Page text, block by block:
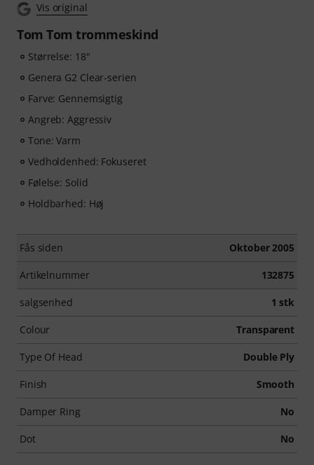
Vis original
Tom Tom trommeskind
Størrelse: 18"
Genera G2 Clear-serien
Farve: Gennemsigtig
Angreb: Aggressiv
Tone: Varm
Vedholdenhed: Fokuseret
Følelse: Solid
Holdbarhed: Høj
Fås siden Oktober 2005
Artikelnummer 132875
salgsenhed 1 stk
Colour Transparent
Type Of Head Double Ply
Finish Smooth
Damper Ring No
Dot No